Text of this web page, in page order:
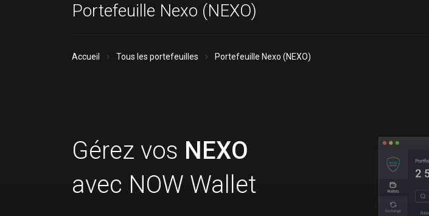
Portefeuille Nexo (NEXO)
Accueil Tous les portefeuilles Portefeuille Nexo (NEXO)
Gérez vos NEXO
avec NOW Wallet